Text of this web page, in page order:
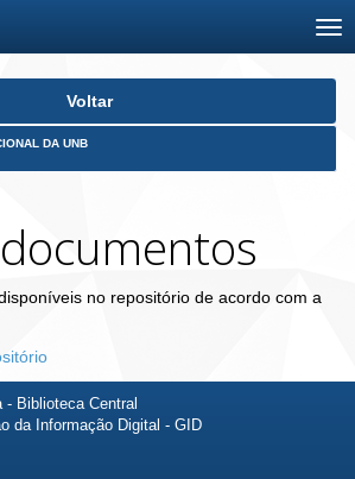
Voltar
DA UNB
no repositório de acordo com a
- Biblioteca Central
da Informação Digital - GID